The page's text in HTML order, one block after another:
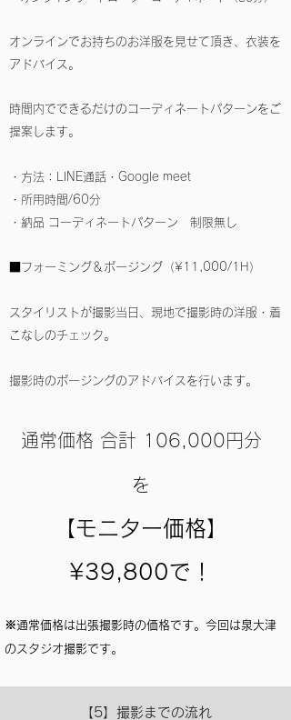
オンラインでお持ちのお洋服を見せて頂き、衣装を
アドバイス。
時間内でできるだけのコーディネートパターンをご
提案します。
・方法：LINE通話・Google meet
・所用時間/60分
・納品 コーディネートパターン 制限無し
■フォーミング＆ポージング（¥11,000/1H）
スタイリストが撮影当日、現地で撮影時の洋服・着
こなしのチェック。
撮影時のポージングのアドバイスを行います。
通常価格 合計 106,000円分
を
【モニター価格】
¥39,800で！
※通常価格は出張撮影時の価格です。今回は泉大津
のスタジオ撮影です。
【5】撮影までの流れ